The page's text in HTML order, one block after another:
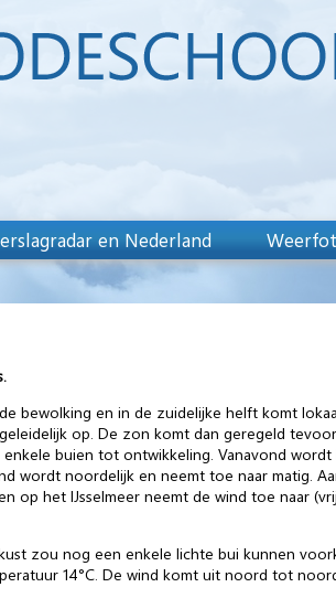
en Nederland
bewolking en in de zuidelijke helft komt
op. De zon komt dan geregeld
buien tot ontwikkeling. Vanavond
wordt noordelijk en neemt toe naar matig.
op het IJsselmeer neemt de wind toe naar
zou nog een enkele lichte bui kunnen
14°C. De wind komt uit noord tot